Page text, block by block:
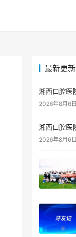
最新更新
湘西口腔医
2026年8月6日
湘西口腔医
2026年8月6日